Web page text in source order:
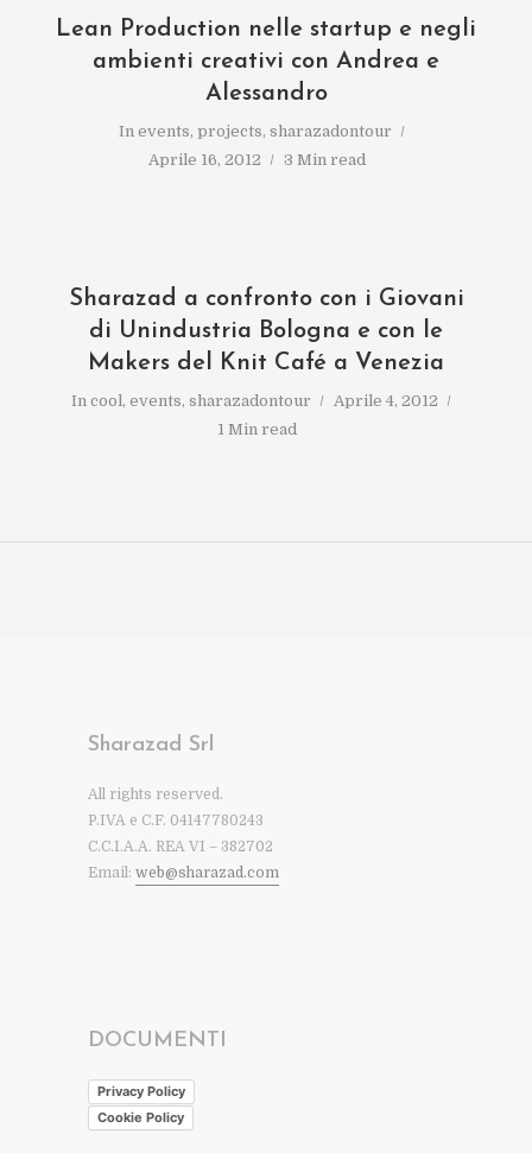
Lean Production nelle startup e negli
ambienti creativi con Andrea e
Alessandro
In events, projects, sharazadontour
Aprile 16, 2012
3 Min read
Sharazad a confronto con i Giovani
di Unindustria Bologna e con le
Makers del Knit Café a Venezia
In cool, events, sharazadontour
Aprile 4, 2012
1 Min read
Sharazad Srl
All rights reserved.
P.IVA e C.F. 04147780243
C.C.I.A.A. REA VI – 382702
Email: web@sharazad.com
DOCUMENTI
Privacy Policy
Cookie Policy